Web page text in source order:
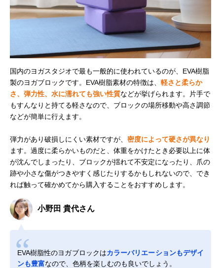
国内のヨガスタジオで最も一般的に使われているのが、EVA樹脂
製のヨガブロックです。EVA樹脂素材の特徴は、 軽さと柔らか
さ、弾力性、水に濡れても強い性質などが挙げられます。片手で
もすんなりと持てる軽さなので、ブロックの場所移動や高さ調節
などが簡単に行えます。
弾力があり破損しにくい素材ですが、 密度によって硬さが異なり
ます。過度に柔らかいものだと、体重をかけたとき必要以上に体
が沈んでしまったり、ブロックが揺れて不安定になったり、爪の
跡や小さな傷がつきやすく感じたりするかもしれないので、でき
れば触って確かめてから購入することをおすすめします。
小野田 貴代さん
EVA樹脂性のヨガブロックはカラーバリエーションもデザイ
ンも豊富なので、色柄を楽しむのも良いでしょう。